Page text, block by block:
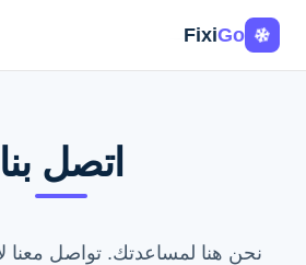
FixiGo
اتصل بنا
نحن هنا لمساعدتك. تواصل معنا